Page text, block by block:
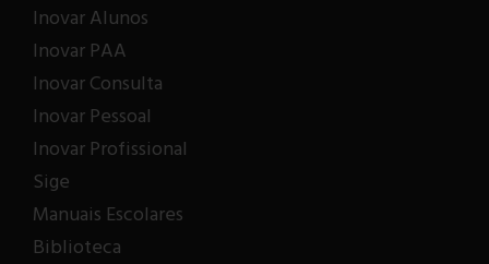
Inovar Alunos
Inovar PAA
Inovar Consulta
Inovar Pessoal
Inovar Profissional
Sige
Manuais Escolares
Biblioteca